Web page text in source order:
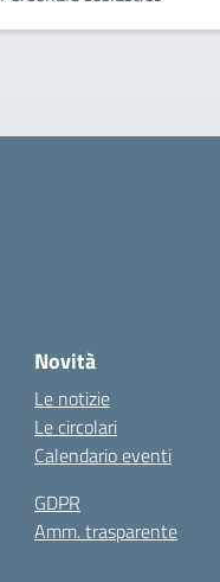
Novità
Le notizie
Le circolari
Calendario eventi
GDPR
Amm. trasparente